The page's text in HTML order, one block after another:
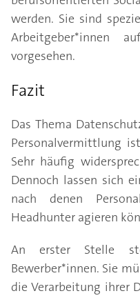
werden. Sie sind
Arbeitgeber*innen
vorgesehen.
Fazit
Das Thema
Personalvermittlung
Sehr häufig
Dennoch lassen sich
nach denen
Headhunter agieren
An erster Stelle
Bewerber*innen. Sie
die Verarbeitung ihrer